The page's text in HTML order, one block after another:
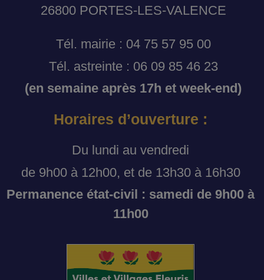
26800 PORTES-LES-VALENCE
Tél. mairie : 04 75 57 95 00
Tél. astreinte : 06 09 85 46 23
(en semaine après 17h et week-end)
Horaires d’ouverture :
Du lundi au vendredi
de 9h00 à 12h00, et de 13h30 à 16h30
Permanence état-civil : samedi de 9h00 à
11h00